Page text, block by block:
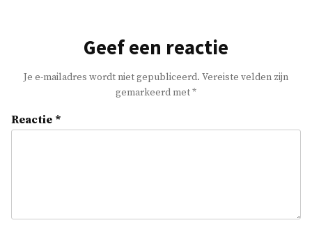
Geef een reactie
Je e-mailadres wordt niet gepubliceerd. Vereiste velden zijn
gemarkeerd met*
Reactie *